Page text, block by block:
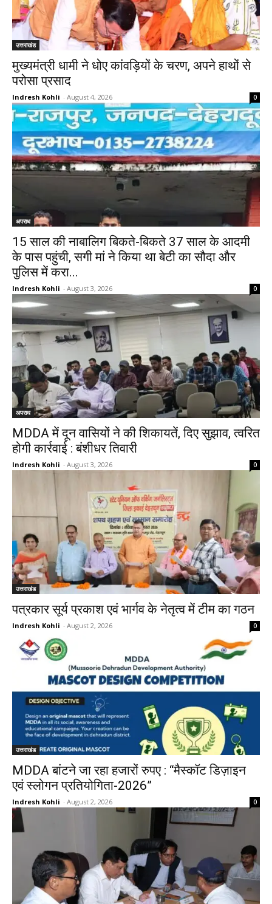
उत्तराखंड
मुख्यमंत्री धामी ने धोए कांवड़ियों के चरण, अपने हाथों से
परोसा प्रसाद
Indresh Kohli - August 4, 2026 0
अपराध
15 साल की नाबालिग बिकते-बिकते 37 साल के आदमी
के पास पहुंची, सगी मां ने किया था बेटी का सौदा और
पुलिस में करा...
Indresh Kohli - August 3, 2026 0
अपराध
MDDA में दून वासियों ने की शिकायतें, दिए सुझाव, त्वरित
होगी कार्रवाई : बंशीधर तिवारी
Indresh Kohli - August 3, 2026 0
उत्तराखंड
पत्रकार सूर्य प्रकाश एवं भार्गव के नेतृत्व में टीम का गठन
Indresh Kohli - August 2, 2026 0
उत्तराखंड
MDDA बांटने जा रहा हजारों रुपए : “मैस्कॉट डिज़ाइन
एवं स्लोगन प्रतियोगिता-2026”
Indresh Kohli - August 2, 2026 0